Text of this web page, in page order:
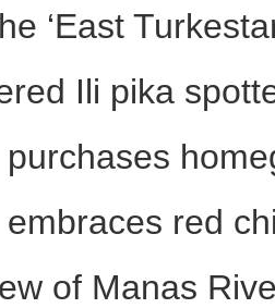
谢谢你志愿
‘East
Ili pika
red
of Manas